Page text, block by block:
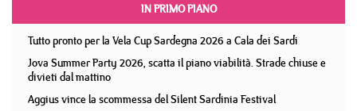
IN PRIMO PIANO
Tutto pronto per la Vela Cup Sardegna 2026 a Cala dei Sardi
Jova Summer Party 2026, scatta il piano viabilità. Strade chiuse e
divieti dal mattino
Aggius vince la scommessa del Silent Sardinia Festival